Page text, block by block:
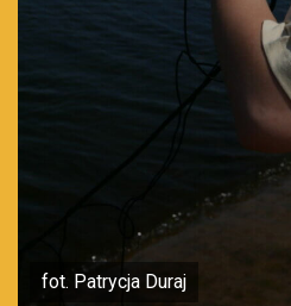
fot. Patrycja Duraj